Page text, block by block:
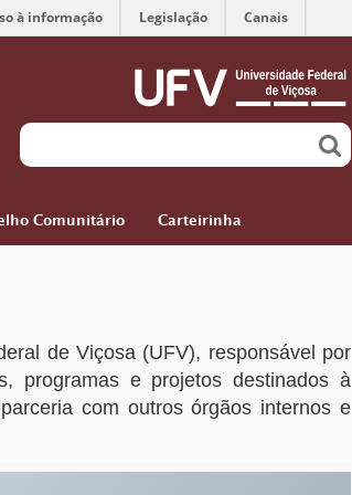
à informação Legislação Canais
Comunitário
Carteirinha
de Viçosa (UFV), responsável por
programas e projetos destinados à
com outros órgãos internos e